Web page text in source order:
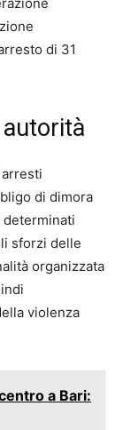
di 31
di dimora
determinati
sforzi delle
organizzata
violenza
a Bari: